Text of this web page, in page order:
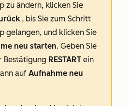
zu ändern, klicken Sie
, bis Sie zum Schritt
gelangen, und klicken Sie
neu starten. Geben Sie
Bestätigung RESTART ein
auf Aufnahme neu